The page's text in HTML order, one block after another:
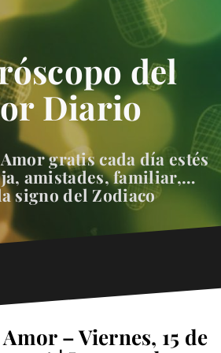
del
Diario
gratis cada día estés
amistades, familiar,…
signo del Zodiaco
– Viernes, 15 de